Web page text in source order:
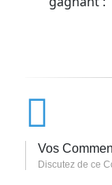
Vos
Discutez de ce